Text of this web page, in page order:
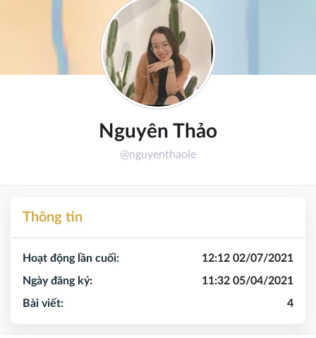
Nguyên Thảo
@nguyenthaole
Thông tin
Hoạt động lần cuối:
12:12 02/07/2021
Ngày đăng ký:
11:32 05/04/2021
Bài viết:
4